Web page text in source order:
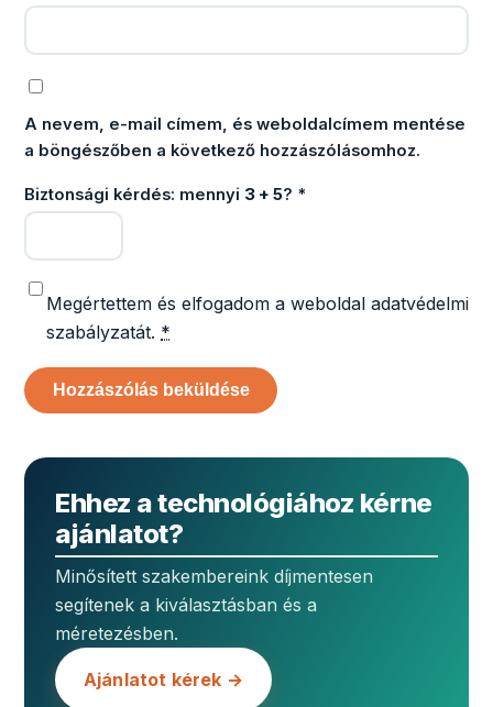
A nevem, e-mail címem, és weboldalcímem mentése
a böngészőben a következő hozzászólásomhoz.
Biztonsági kérdés: mennyi 3 + 5? *
Megértettem és elfogadom a weboldal adatvédelmi
szabályzatát. *
Ehhez a technológiához kérne
ajánlatot?
Minősített szakembereink díjmentesen
segítenek a kiválasztásban és a
méretezésben.
Ajánlatot kérek →